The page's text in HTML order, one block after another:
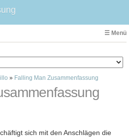
☰ Menü
» Falling Man Zusammenfassung
sich mit den Anschlägen die